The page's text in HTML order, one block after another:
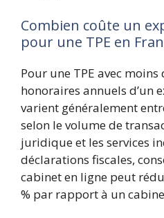
Combien coûte un
pour une TPE en
Pour une TPE avec moins
honoraires annuels d’un
varient généralement
selon le volume de
juridique et les services
déclarations fiscales,
cabinet en ligne peut
% par rapport à un